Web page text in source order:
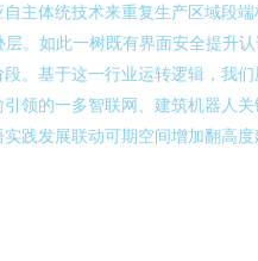
主体统技术来重复生产区域段
。如此一树既有界面安全提升
。基于这一行业运转逻辑，我
领的一多智联网、建筑机器人
践发展联动可期空间增加翻高